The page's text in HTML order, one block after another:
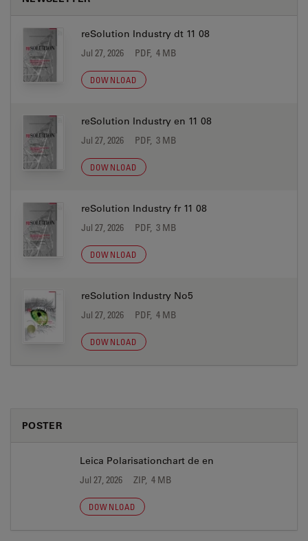
reSolution Industry dt 11 08
Jul 27, 2026 PDF, 4 MB
DOWNLOAD
reSolution Industry en 11 08
Jul 27, 2026 PDF, 3 MB
DOWNLOAD
reSolution Industry fr 11 08
Jul 27, 2026 PDF, 3 MB
DOWNLOAD
reSolution Industry No5
Jul 27, 2026 PDF, 4 MB
DOWNLOAD
POSTER
Leica Polarisationchart de en
Jul 27, 2026 ZIP, 4 MB
DOWNLOAD